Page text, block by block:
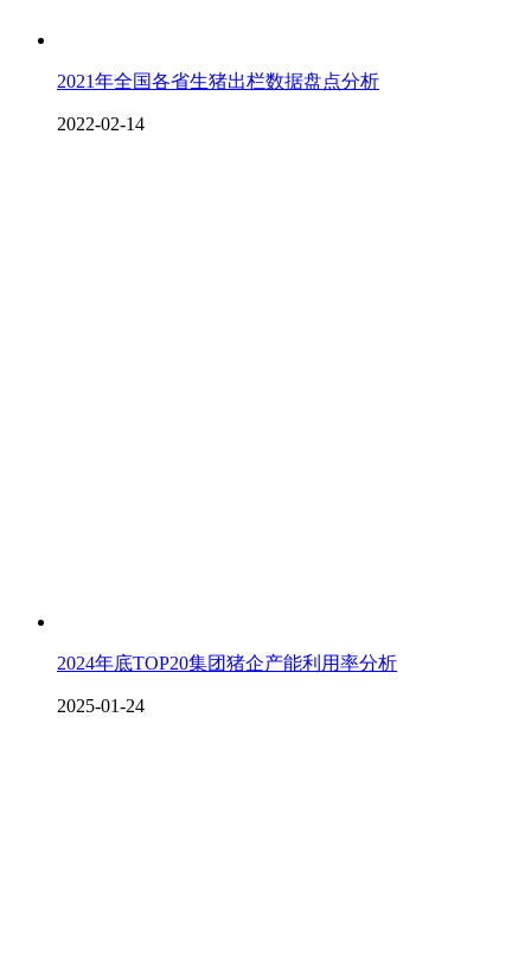
2021年全国各省生猪出栏数据盘点分析
2022-02-14
2024年底TOP20集团猪企产能利用率分析
2025-01-24